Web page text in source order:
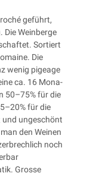
geführt,
Die Wein­ber­ge
Sor­tiert
Die
wenig pigeage
ca. 16 Mona­
50–75% für die
für die
und unge­schönt
den Wei­nen
noch
Gros­se